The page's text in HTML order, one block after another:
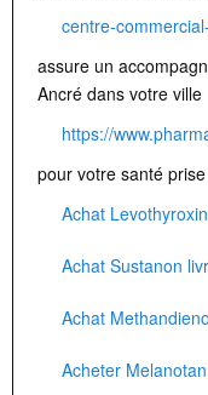
centre-
assure un
Ancré dans votre ville
https://
pour votre santé
Achat
Achat Sustanon
Achat
Acheter